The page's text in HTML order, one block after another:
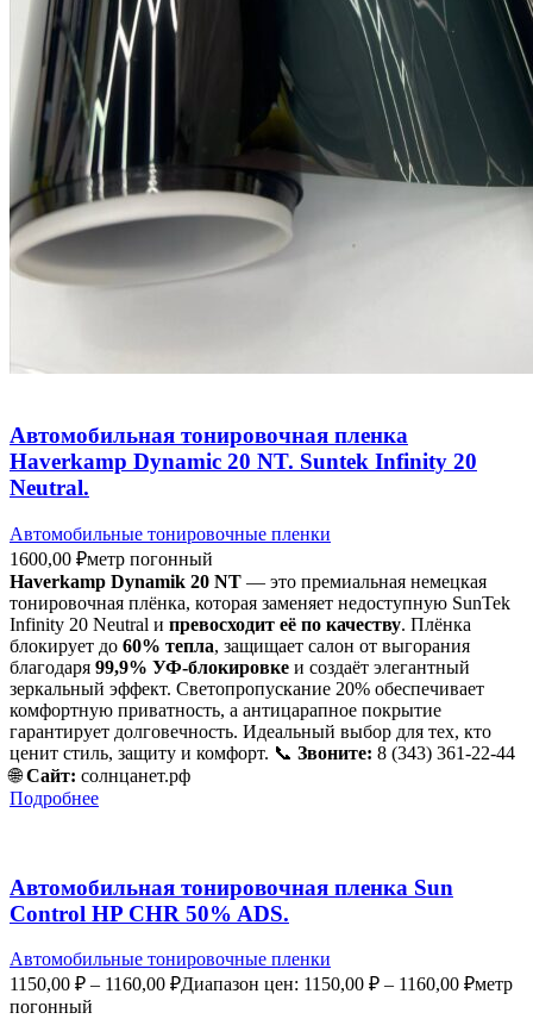
Автомобильная тонировочная пленка
Haverkamp Dynamiс 20 NT. Suntek Infinity 20
Neutral.
Автомобильные тонировочные пленки
1600,00 ₽метр погонный
Haverkamp Dynamik 20 NT — это премиальная немецкая
тонировочная плёнка, которая заменяет недоступную SunTek
Infinity 20 Neutral и превосходит её по качеству. Плёнка
блокирует до 60% тепла, защищает салон от выгорания
благодаря 99,9% УФ-блокировке и создаёт элегантный
зеркальный эффект. Светопропускание 20% обеспечивает
комфортную приватность, а антицарапное покрытие
гарантирует долговечность. Идеальный выбор для тех, кто
ценит стиль, защиту и комфорт. 📞 Звоните: 8 (343) 361-22-44
🌐Сайт: солнцанет.рф
Подробнее
Автомобильная тонировочная пленка Sun
Control HP CHR 50% ADS.
Автомобильные тонировочные пленки
1150,00 ₽ – 1160,00 ₽Диапазон цен: 1150,00 ₽ – 1160,00 ₽метр
погонный